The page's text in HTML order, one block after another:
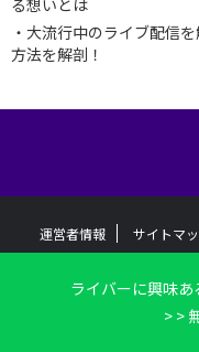
ライバーに興味
> >
る想いとは
・大流行中のライブ配信
方法を解剖！
運営者情報 サイトマ
全くゼロから始め